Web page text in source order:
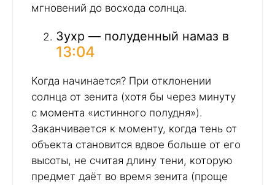
мгновений до восхода солнца.
Зухр — полуденный намаз в
13:04
Когда начинается? При отклонении
солнца от зенита (хотя бы через минуту
с момента «истинного полудня»).
Заканчивается к моменту, когда тень от
объекта становится вдвое больше от его
высоты, не считая длину тени, которую
предмет даёт во время зенита (проще